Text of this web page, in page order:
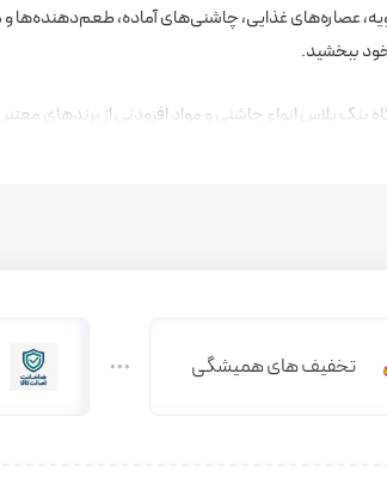
عصاره‌های غذایی، چاشنی‌های آماده، طعم‌دهنده‌ها
ببخشید.
بنک پلاس انواع چاشنی و مواد افزودنی از برندهای
هتل‌ها و مراکز تهیه غذا مناسب بوده و با تضمین اصالت
تخفیف های همیشگی